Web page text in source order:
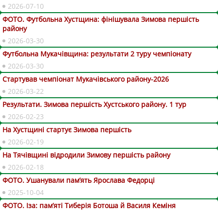
2026-07-10
ФОТО. Футбольна Хустщина: фінішувала Зимова першість
району
2026-03-30
Футбольна Мукачівщина: результати 2 туру чемпіонату
2026-03-30
Стартував чемпіонат Мукачівського району-2026
2026-03-22
Результати. Зимова першість Хустського району. 1 тур
2026-02-23
На Хустщині стартує Зимова першість
2026-02-19
На Тячівщині відродили Зимову першість району
2026-02-18
ФОТО. Ушанували пам’ять Ярослава Федорці
2025-10-04
ФОТО. Іза: пам’яті Тиберія Ботоша й Василя Кеміня